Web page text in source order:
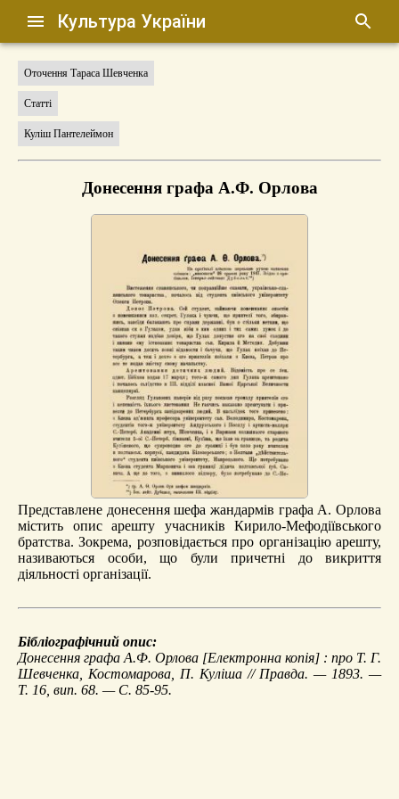
Культура України
Оточення Тараса Шевченка
Статті
Куліш Пантелеймон
Донесення графа А.Ф. Орлова
Представлене донесення шефа жандармів графа А. Орлова
містить опис арешту учасників Кирило-Мефодіївського
братства. Зокрема, розповідається про організацію арешту,
називаються особи, що були причетні до викриття
діяльності організації.
Бібліографічний опис:
Донесення графа А.Ф. Орлова [Електронна копія] : про Т. Г.
Шевченка, Костомарова, П. Куліша // Правда. — 1893. —
Т. 16, вип. 68. — С. 85-95.